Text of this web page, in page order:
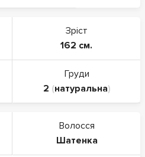
Зріст
162 см.
Груди
2 (натуральна)
Волосся
Шатенка